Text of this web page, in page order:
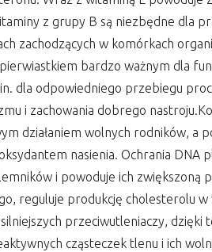
z grupy B są niezbędne dla
zachodzących w komórkach
bardzo ważnym dla
dla odpowiedniego przebiegu
i zachowania dobrego
działaniem wolnych rodników, a
nasienia. Ochrania DNA
i powoduje ich zwiększoną
reguluje produkcję cholesterolu
przeciwutleniaczy, dzięki
cząsteczek tlenu i ich